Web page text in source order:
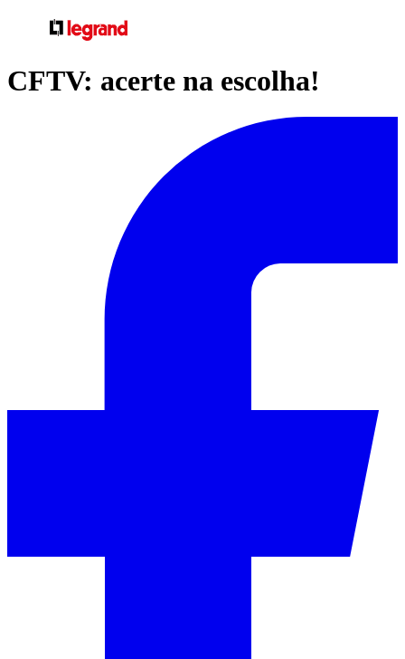
CFTV: acerte na escolha!